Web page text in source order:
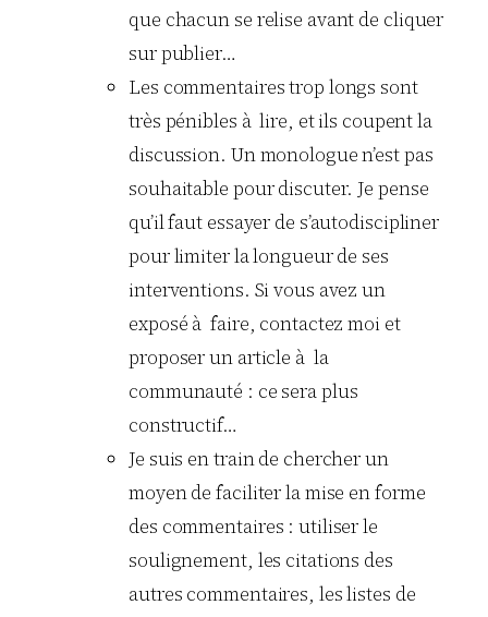
que chacun se relise avant de cliquer
sur publier…
Les commentaires trop longs sont
très pénibles à lire, et ils coupent la
discussion. Un monologue n’est pas
souhaitable pour discuter. Je pense
qu’il faut essayer de s’autodiscipliner
pour limiter la longueur de ses
interventions. Si vous avez un
exposé à faire, contactez moi et
proposer un article à la
communauté : ce sera plus
constructif…
Je suis en train de chercher un
moyen de faciliter la mise en forme
des commentaires : utiliser le
soulignement, les citations des
autres commentaires, les listes de